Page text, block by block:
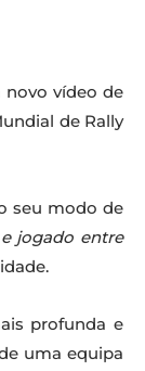
novo vídeo de
de Rally
seu modo de
jogado entre
profunda e
uma equipa